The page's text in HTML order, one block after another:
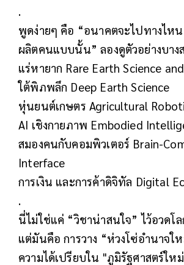
.
พูดง่ายๆ คือ “อนาคตจะไปทางไห
ผลิตคนแบบนั้น” ลองดูตัวอย่างบาง
แร่หายาก Rare Earth Science
ใต้พิภพลึก Deep Earth Science
หุ่นยนต์เกษตร Agricultural
AI เชิงกายภาพ Embodied
สมองคนกับคอมพิวเตอร์ Brain-
Interface
การเงิน และการค้าดิจิทัล Digital
.
นี่ไม่ใช่แค่ “วิชาน่าสนใจ” ไว้อวดโล
แต่มันคือ การวาง “ห่วงโซ่อำนาจใ
ความได้เปรียบใน "ภูมิรัฐศาสตร์ให